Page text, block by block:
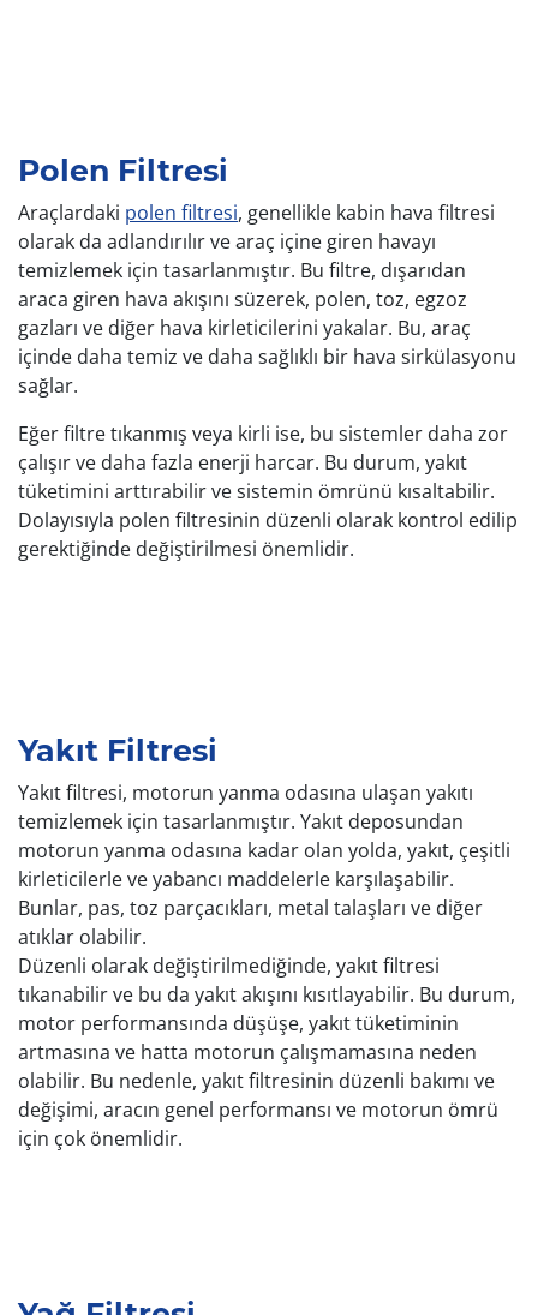
Polen Filtresi
Araçlardaki polen filtresi, genellikle kabin hava filtresi
olarak da adlandırılır ve araç içine giren havayı
temizlemek için tasarlanmıştır. Bu filtre, dışarıdan
araca giren hava akışını süzerek, polen, toz, egzoz
gazları ve diğer hava kirleticilerini yakalar. Bu, araç
içinde daha temiz ve daha sağlıklı bir hava sirkülasyonu
sağlar.
Eğer filtre tıkanmış veya kirli ise, bu sistemler daha zor
çalışır ve daha fazla enerji harcar. Bu durum, yakıt
tüketimini arttırabilir ve sistemin ömrünü kısaltabilir.
Dolayısıyla polen filtresinin düzenli olarak kontrol edilip
gerektiğinde değiştirilmesi önemlidir.
Yakıt Filtresi
Yakıt filtresi, motorun yanma odasına ulaşan yakıtı
temizlemek için tasarlanmıştır. Yakıt deposundan
motorun yanma odasına kadar olan yolda, yakıt, çeşitli
kirleticilerle ve yabancı maddelerle karşılaşabilir.
Bunlar, pas, toz parçacıkları, metal talaşları ve diğer
atıklar olabilir.
Düzenli olarak değiştirilmediğinde, yakıt filtresi
tıkanabilir ve bu da yakıt akışını kısıtlayabilir. Bu durum,
motor performansında düşüşe, yakıt tüketiminin
artmasına ve hatta motorun çalışmamasına neden
olabilir. Bu nedenle, yakıt filtresinin düzenli bakımı ve
değişimi, aracın genel performansı ve motorun ömrü
için çok önemlidir.